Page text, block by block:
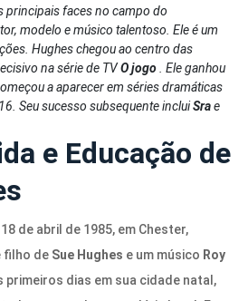
principais faces no campo do
modelo e músico talentoso. Ele é um
Hughes chegou ao centro das
na série de TVO jogo
. Ele ganhou
a aparecer em séries dramáticas
Seu sucesso subsequente incluiSrae
e Educação de
de abril de 1985, em Chester,
filho de Sue Hughes e um músico Roy
primeiros dias em sua cidade natal,